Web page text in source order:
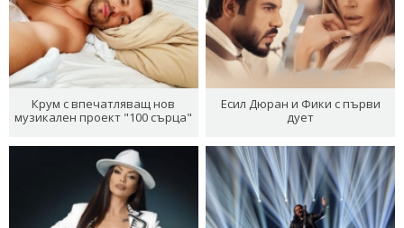
Крум с впечатляващ нов
музикален проект "100 сърца"
Есил Дюран и Фики с първи
дует